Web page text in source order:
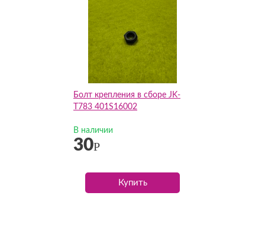
Болт крепления в сборе JK-
T783 401S16002
В наличии
30Р
Купить